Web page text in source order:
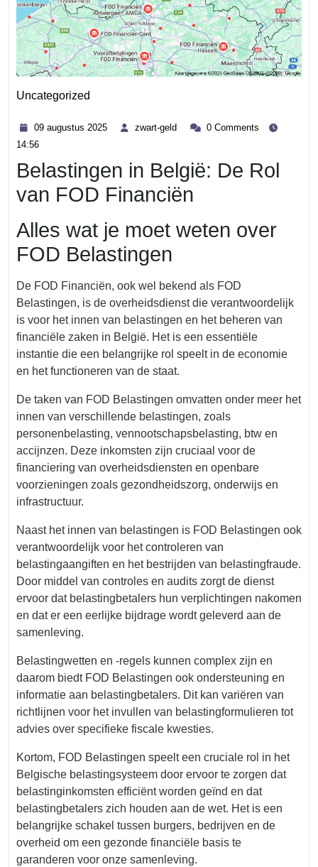
Uncategorized
09 augustus 2025 zwart-geld
zwart- 0 Comments
14:56
Belastingen in België: De Rol
van FOD Financiën
Alles wat je moet weten over
FOD Belastingen
De FOD Financiën, ook wel bekend als FOD
Belastingen, is de overheidsdienst die verantwoordelijk
is voor het innen van belastingen en het beheren van
financiële zaken in België. Het is een essentiële
instantie die een belangrijke rol speelt in de economie
en het functioneren van de staat.
De taken van FOD Belastingen omvatten onder meer het
innen van verschillende belastingen, zoals
personenbelasting, vennootschapsbelasting, btw en
accijnzen. Deze inkomsten zijn cruciaal voor de
financiering van overheidsdiensten en openbare
voorzieningen zoals gezondheidszorg, onderwijs en
infrastructuur.
Naast het innen van belastingen is FOD Belastingen ook
verantwoordelijk voor het controleren van
belastingaangiften en het bestrijden van belastingfraude.
Door middel van controles en audits zorgt de dienst
ervoor dat belastingbetalers hun verplichtingen nakomen
en dat er een eerlijke bijdrage wordt geleverd aan de
samenleving.
Belastingwetten en -regels kunnen complex zijn en
daarom biedt FOD Belastingen ook ondersteuning en
informatie aan belastingbetalers. Dit kan variëren van
richtlijnen voor het invullen van belastingformulieren tot
advies over specifieke fiscale kwesties.
Kortom, FOD Belastingen speelt een cruciale rol in het
Belgische belastingsysteem door ervoor te zorgen dat
belastinginkomsten efficiënt worden geïnd en dat
belastingbetalers zich houden aan de wet. Het is een
belangrijke schakel tussen burgers, bedrijven en de
overheid om een gezonde financiële basis te
garanderen voor onze samenleving.